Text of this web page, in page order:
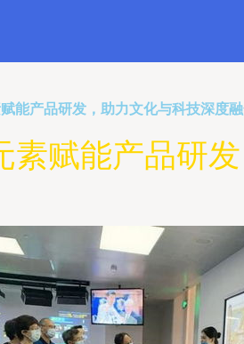
能产品研发，助力文化与科技深度
素赋能产品研